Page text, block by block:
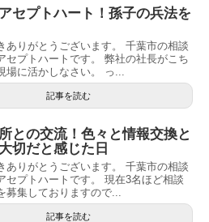
セプトハート！孫子の兵法を
ありがとうございます。 千葉市の相談
セプトハートです。 弊社の社長がこち
場に活かしなさい。 っ...
記事を読む
との交流！色々と情報交換と
切だと感じた日
ありがとうございます。 千葉市の相談
セプトハートです。 現在3名ほど相談
募集しておりますので...
記事を読む